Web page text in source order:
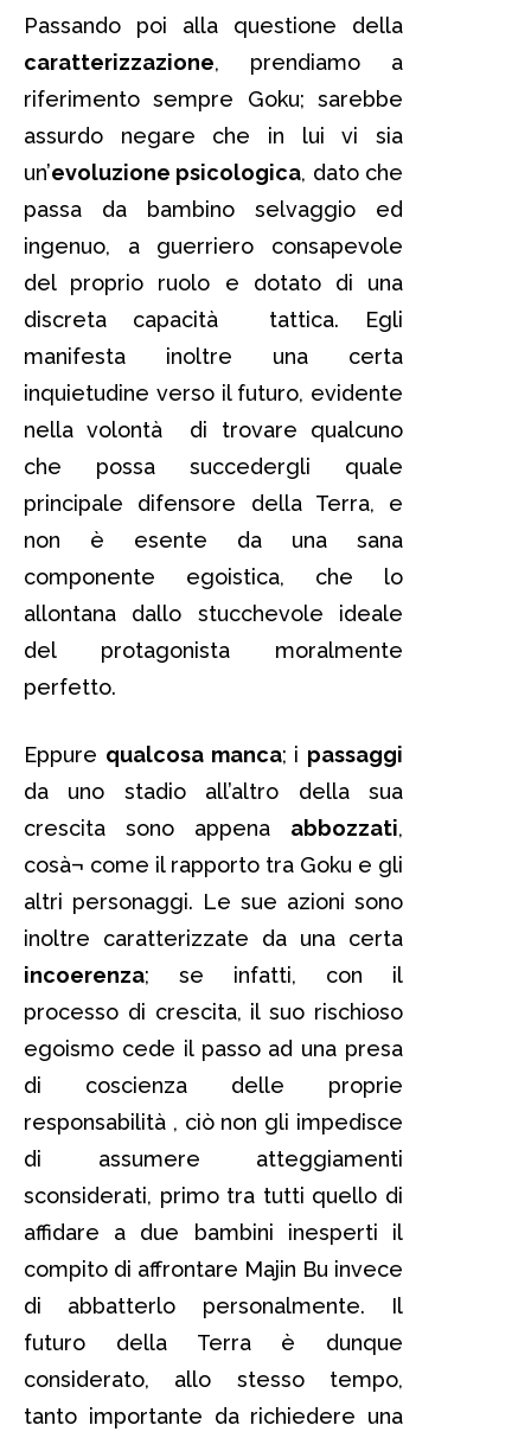
Passando poi alla questione della
caratterizzazione, prendiamo a
riferimento sempre Goku; sarebbe
assurdo negare che in lui vi sia
un’evoluzione psicologica, dato che
passa da bambino selvaggio ed
ingenuo, a guerriero consapevole
del proprio ruolo e dotato di una
discreta capacità tattica. Egli
manifesta inoltre una certa
inquietudine verso il futuro, evidente
nella volontà di trovare qualcuno
che possa succedergli quale
principale difensore della Terra, e
non è esente da una sana
componente egoistica, che lo
allontana dallo stucchevole ideale
del protagonista moralmente
perfetto.
Eppure qualcosa manca; i passaggi
da uno stadio all’altro della sua
crescita sono appena abbozzati,
cosà¬ come il rapporto tra Goku e gli
altri personaggi. Le sue azioni sono
inoltre caratterizzate da una certa
incoerenza; se infatti, con il
processo di crescita, il suo rischioso
egoismo cede il passo ad una presa
di coscienza delle proprie
responsabilità , ciò non gli impedisce
di assumere atteggiamenti
sconsiderati, primo tra tutti quello di
affidare a due bambini inesperti il
compito di affrontare Majin Bu invece
di abbatterlo personalmente. Il
futuro della Terra è dunque
considerato, allo stesso tempo,
tanto importante da richiedere una